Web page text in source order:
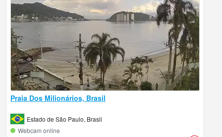
Praia Dos Milionários, Brasil
Estado de São Paulo, Brasil
Webcam online